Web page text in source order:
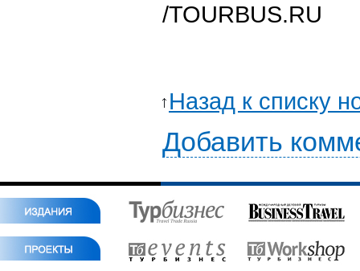
/TOURBUS.RU
Назад к списку
Добавить